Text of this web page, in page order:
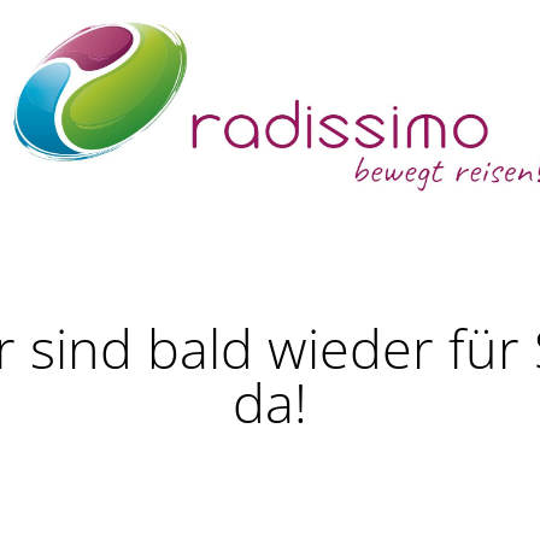
sind bald wieder für
da!